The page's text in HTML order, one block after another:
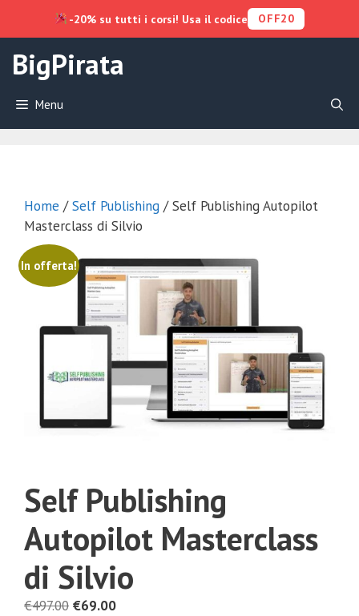
contenuto
BigPirata
Menu
Home /Self Publishing / Self Publishing Autopilot
Masterclass di Silvio
In offerta!
Self Publishing
Autopilot Masterclass
di Silvio
€497.00 Il
€69.00Il
-20% su tutti i corsi! Usa il codice OFF20